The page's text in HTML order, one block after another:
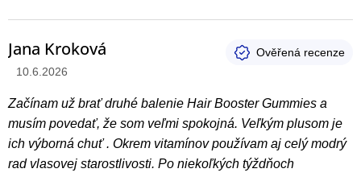
Jana Kroková
Hodnotenie produktu je 5 z 5 hviezdičiek.
10.6.2026
Začínam už brať druhé balenie Hair Booster Gummies a
musím povedať, že som veľmi spokojná. Veľkým plusom je
ich výborná chuť . Okrem vitamínov používam aj celý modrý
rad vlasovej starostlivosti. Po niekoľkých týždňoch